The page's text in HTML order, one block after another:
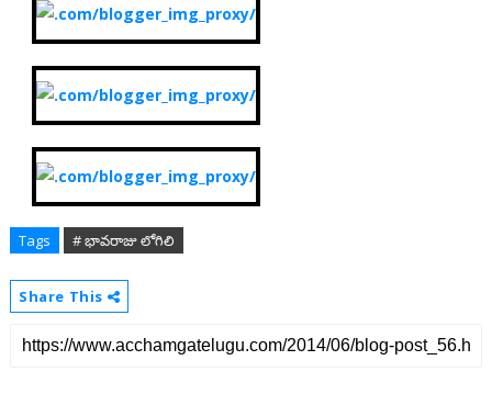
Tags # భావరాజు లోగిలి
Share This